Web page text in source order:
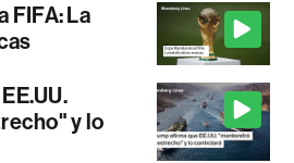
FIFA: La
y lo